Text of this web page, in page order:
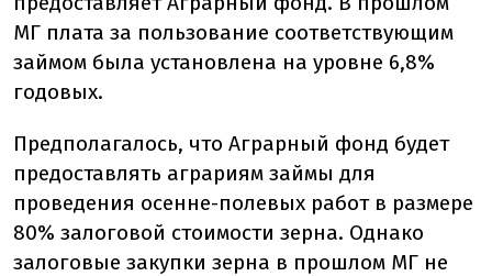
МГ плата за пользование соответствующим
займом была установлена на уровне 6,8%
годовых.
Предполагалось, что Аграрный фонд будет
предоставлять аграриям займы для
проведения осенне-полевых работ в размере
80% залоговой стоимости зерна. Однако
залоговые закупки зерна в прошлом МГ не